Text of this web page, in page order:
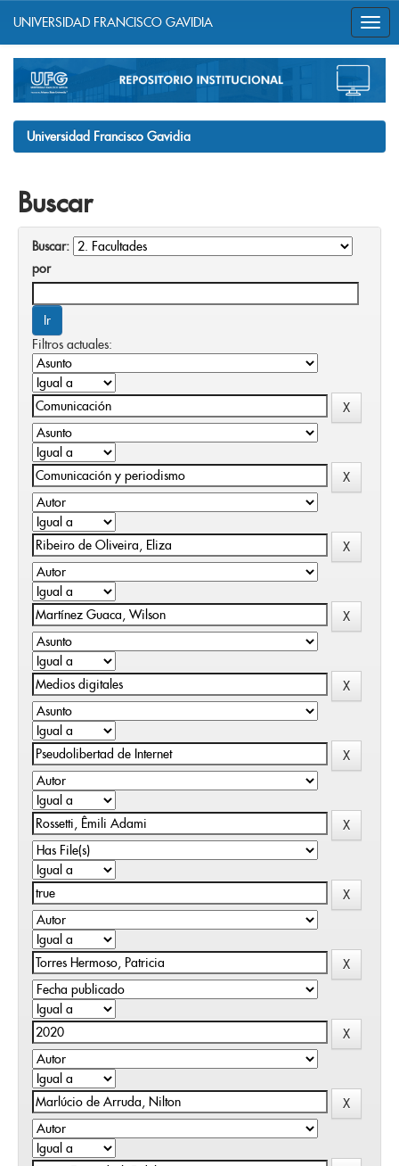
navigation
UNIVERSIDAD FRANCISCO GAVIDIA
Universidad Francisco Gavidia
Buscar
Buscar:
por
Filtros actuales: